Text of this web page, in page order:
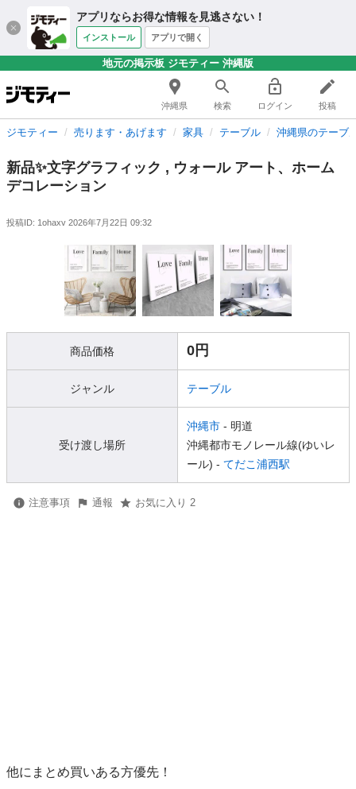
アプリならお得な情報を見逃さない！
インストール アプリで開く
地元の掲示板 ジモティー 沖縄版
沖縄県 検索 ログイン 投稿
ジモティー 売ります・あげます 家具 テーブル 沖縄県のテーブ
新品✨️文字グラフィック , ウォール アート、ホーム
デコレーション
投稿ID: 1ohaxv 2026年7月22日 09:32
商品価格 0円
ジャンル テーブル
受け渡し場所
沖縄市 - 明道
沖縄都市モノレール線(ゆいレ
ール) - てだこ浦西駅
注意事項 通報 お気に入り 2
他にまとめ買いある方優先！